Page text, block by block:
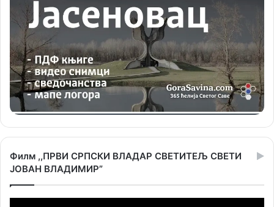
Филм ,,ПРВИ СРПСКИ ВЛАДАР СВЕТИТЕЉ СВЕТИ
ЈОВАН ВЛАДИМИР”